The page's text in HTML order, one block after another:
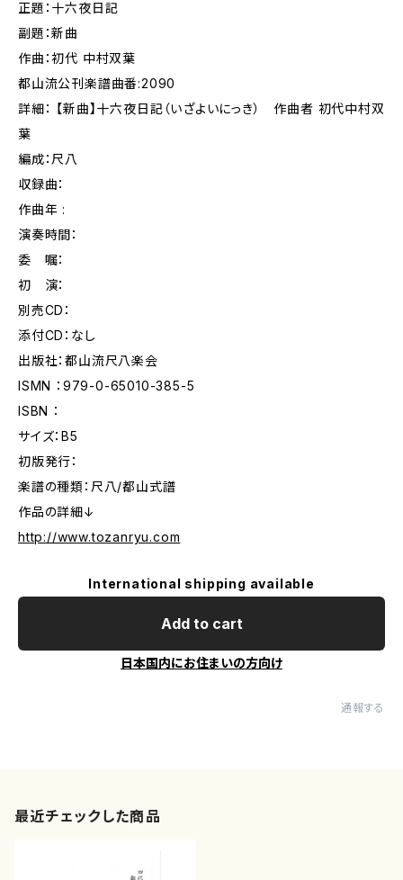
正題：十六夜日記
副題：新曲
作曲：初代 中村双葉
都山流公刊楽譜曲番:2090
詳細： 【新曲】十六夜日記（いざよいにっき） 作曲者 初代中村双
葉
編成：尺八
収録曲：
作曲年 :
演奏時間：
委 嘱：
初 演：
別売CD：
添付CD：なし
出版社：都山流尺八楽会
ISMN ：979-0-65010-385-5
ISBN ：
サイズ：B5
初版発行：
楽譜の種類：尺八/都山式譜
作品の詳細↓
http://www.tozanryu.com
International shipping available
Add to cart
日本国内にお住まいの方向け
通報する
最近チェックした商品